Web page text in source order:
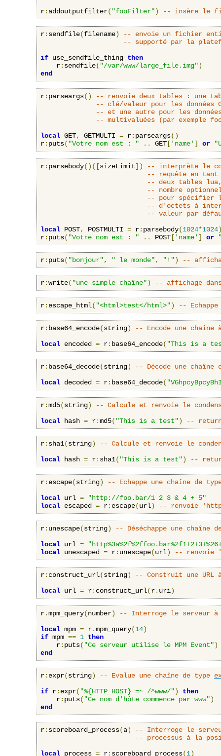
r: addoutputfilter( "fooFilter") -- insère le
r: sendfile(filename)
-- envoie un fichier
-- supporté par la
if use_sendfile_thing then
    r
: sendfile( "/var/www/large_file.img")
end
r: parseargs()
-- renvoie deux tables : une
-- clé/valeur pour les données
-- et une autre pour les
-- multivaluées (par exemple
local GET, GETMULTI = r: parseargs()
r: puts( "Votre nom est : " .. GET [ 'name' ] or
r: parsebody()([sizeLimit])
-- interprète le
-- requête en tant
-- deux tables lua,
-- nombre
-- pour spécifier le
-- d'octets à
-- valeur par
local POST, POSTMULTI = r: parsebody(1024*1024
r: puts( "Votre nom est : " .. POST [ 'name' ] or
r: puts( "bonjour", " le monde", "!") --
r:write( "une simple chaîne") -- affichage
r: escape_html( "<html>test</html>") --
r: base64_encode(string)
-- Encode une chaîne
local encoded = r: base64_encode( "This is a
r: base64_decode(string)
-- Décode une chaîne
local decoded = r: base64_decode(
r:md5(string)
-- Calcule et renvoie le
local hash = r:md5( "This is a test") --
r: sha1(string)
-- Calcule et renvoie le
local hash = r: sha1( "This is a test") --
r: escape(string)
-- Echappe une chaîne de
local url =
"http://foo.bar/1 2 3 & 4 + 5"
local escaped = r: escape(url) -- renvoie
r: unescape(string)
-- Déséchappe une chaîne
local url =
local unescaped = r: unescape(url) -- renvoie
r: construct_url(string)
-- Construit une URL
local url = r: construct_url(r. uri)
r.mpm_query(number)
-- Interroge le serveur à
local mpm = r.mpm_query(14)
if mpm == 1 then
    r
: puts( "Ce serveur utilise le MPM Event")
end
r: expr(string) -- Evalue une chaîne de type
if r: expr( "%{HTTP_HOST} =~ /^www/")
then
    r
: puts( "Ce nom d'hôte commence par www")
end
r: scoreboard_process(a)
-- Interroge le
-- processus à la
local process = r: scoreboard_process(1)